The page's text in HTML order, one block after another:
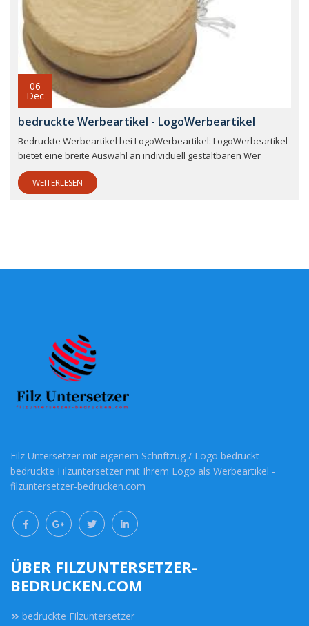
06
Dec
bedruckte Werbeartikel - LogoWerbeartikel
Bedruckte Werbeartikel bei LogoWerbeartikel: LogoWerbeartikel
bietet eine breite Auswahl an individuell gestaltbaren Wer
WEITERLESEN
Filz Untersetzer mit eigenem Schriftzug / Logo bedruckt -
bedruckte Filzuntersetzer mit Ihrem Logo als Werbeartikel -
filzuntersetzer-bedrucken.com
ÜBER FILZUNTERSETZER-
BEDRUCKEN.COM
bedruckte Filzuntersetzer